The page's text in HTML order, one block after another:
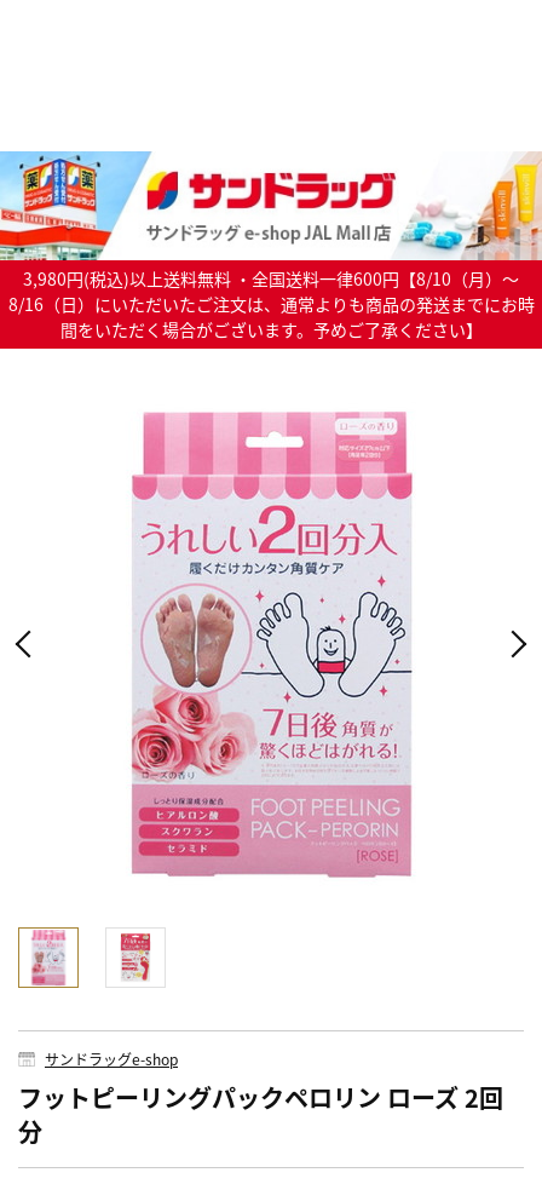
3,980円(税込)以上送料無料 ・全国送料一律600円【8/10（月）～
8/16（日）にいただいたご注文は、通常よりも商品の発送までにお時
間をいただく場合がございます。予めご了承ください】
サンドラッグe-shop
フットピーリングパックペロリン ローズ 2回
分